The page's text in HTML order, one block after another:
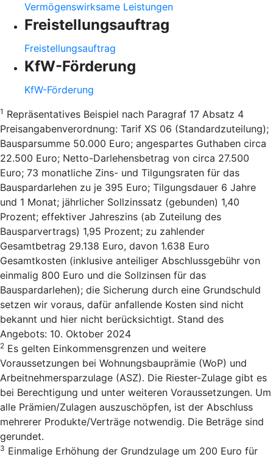
Vermögenswirksame Leistungen
Freistellungsauftrag
Freistellungsauftrag
KfW-Förderung
KfW-Förderung
1 Repräsentatives Beispiel nach Paragraf 17 Absatz 4
Preisangabenverordnung: Tarif XS 06 (Standardzuteilung);
Bausparsumme 50.000 Euro; angespartes Guthaben circa
22.500 Euro; Netto-Darlehensbetrag von circa 27.500
Euro; 73 monatliche Zins- und Tilgungsraten für das
Bauspardarlehen zu je 395 Euro; Tilgungsdauer 6 Jahre
und 1 Monat; jährlicher Sollzinssatz (gebunden) 1,40
Prozent; effektiver Jahreszins (ab Zuteilung des
Bausparvertrags) 1,95 Prozent; zu zahlender
Gesamtbetrag 29.138 Euro, davon 1.638 Euro
Gesamtkosten (inklusive anteiliger Abschlussgebühr von
einmalig 800 Euro und die Sollzinsen für das
Bauspardarlehen); die Sicherung durch eine Grundschuld
setzen wir voraus, dafür anfallende Kosten sind nicht
bekannt und hier nicht berücksichtigt. Stand des
Angebots: 10. Oktober 2024
2 Es gelten Einkommensgrenzen und weitere
Voraussetzungen bei Wohnungsbauprämie (WoP) und
Arbeitnehmersparzulage (ASZ). Die Riester-Zulage gibt es
bei Berechtigung und unter weiteren Voraussetzungen. Um
alle Prämien/Zulagen auszuschöpfen, ist der Abschluss
mehrerer Produkte/Verträge notwendig. Die Beträge sind
gerundet.
3 Einmalige Erhöhung der Grundzulage um 200 Euro für